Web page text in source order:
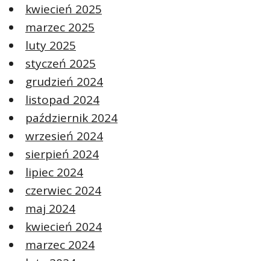
kwiecień 2025
marzec 2025
luty 2025
styczeń 2025
grudzień 2024
listopad 2024
październik 2024
wrzesień 2024
sierpień 2024
lipiec 2024
czerwiec 2024
maj 2024
kwiecień 2024
marzec 2024